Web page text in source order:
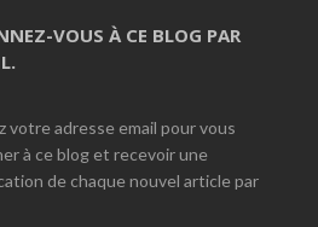
VOUS À CE BLOG PAR
votre adresse email pour vous
à ce blog et recevoir une
de chaque nouvel article par